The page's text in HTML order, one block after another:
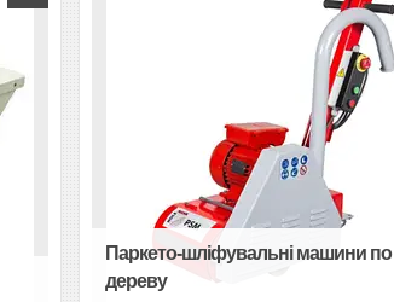
Паркето-шліфувальні машини по
дереву